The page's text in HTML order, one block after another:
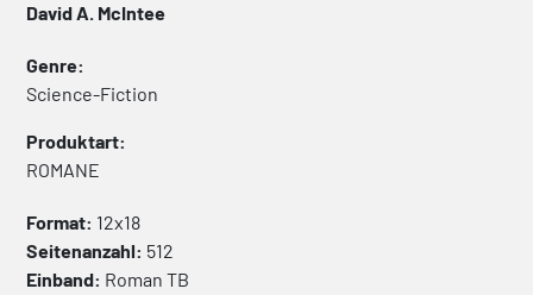
David A. McIntee
Genre:
Science-Fiction
Produktart:
ROMANE
Format: 12x18
Seitenanzahl: 512
Einband: Roman TB